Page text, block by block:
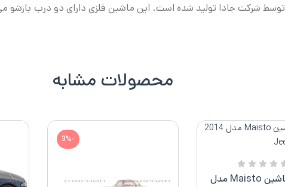
توسط شرکت جادا تولید شده است. این ماشین فلزی دارای دو درب بازشو
محصولات مشابه
ماکت ماشین Maisto مدل
-3%